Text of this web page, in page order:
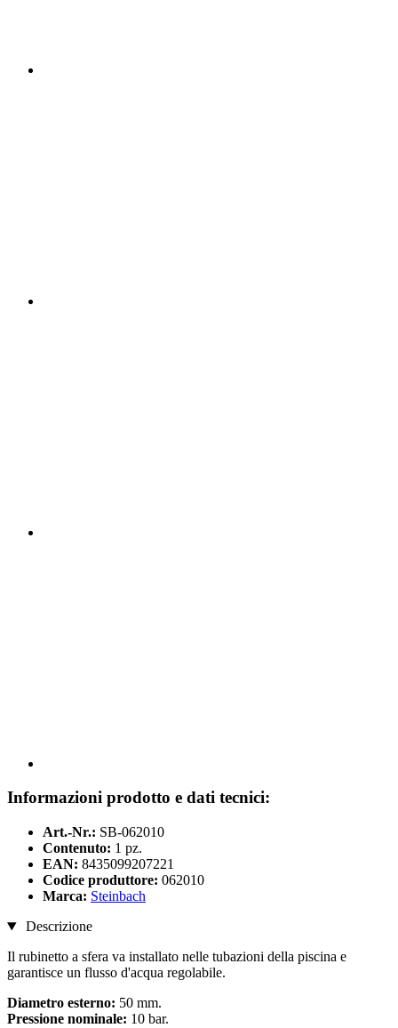
Informazioni prodotto e dati tecnici:
Art.-Nr.: SB-062010
Contenuto: 1 pz.
EAN: 8435099207221
Codice produttore: 062010
Marca: Steinbach
Descrizione
Il rubinetto a sfera va installato nelle tubazioni della piscina e
garantisce un flusso d'acqua regolabile.
Diametro esterno: 50 mm.
Pressione nominale: 10 bar.